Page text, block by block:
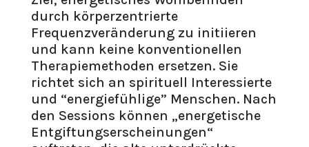
durch körperzentrierte
Frequenzveränderung zu initiieren
und kann keine konventionellen
Therapiemethoden ersetzen. Sie
richtet sich an spirituell Interessierte
und “energiefühlige” Menschen. Nach
den Sessions können „energetische
Entgiftungserscheinungen“